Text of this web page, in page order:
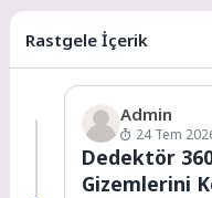
Rastgele İçerik
Admin
24 Tem
Dedektör
Gizemlerini